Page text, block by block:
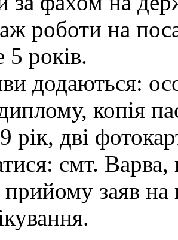
роботи на
років.
додаються:
копія
рік, дві
смт.
заяв на